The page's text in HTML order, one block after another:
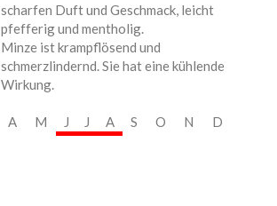
scharfen Duft und Geschmack, leicht
pfefferig und mentholig.
Minze ist krampflösend und
schmerzlindernd. Sie hat eine kühlende
Wirkung.
A M J J A S O N D